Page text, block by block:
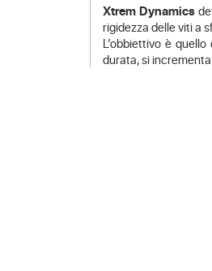
Xtrem Dynamics
rigidezza delle viti a
L’obbiettivo è
durata, si